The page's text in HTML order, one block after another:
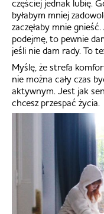
częściej jednak lubię.
byłabym mniej
zaczęłaby mnie
podejmę, to pewnie
jeśli nie dam rady. To
Myślę, że strefa
nie można cały czas
aktywnym. Jest jak
chcesz przespać życia.